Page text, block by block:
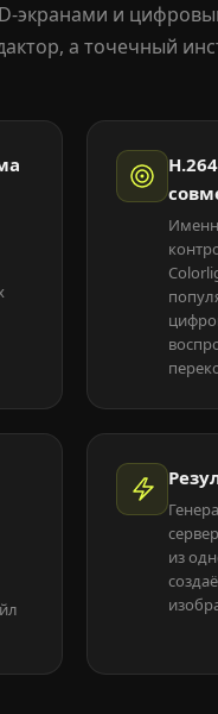
экранами и
а точечный
из